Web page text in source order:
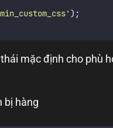
' );
mặc định cho phù
bị hàng